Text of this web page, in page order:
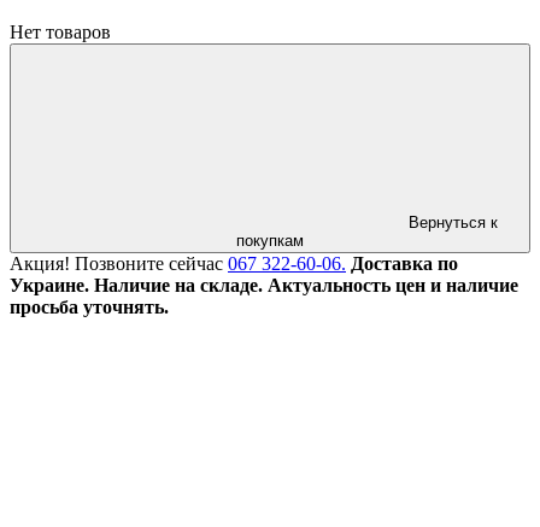
Нет товаров
Вернуться к
покупкам
Акция! Позвоните сейчас 067 322-60-06. Доставка по
Украине. Наличие на складе. Актуальность цен и наличие
просьба уточнять.